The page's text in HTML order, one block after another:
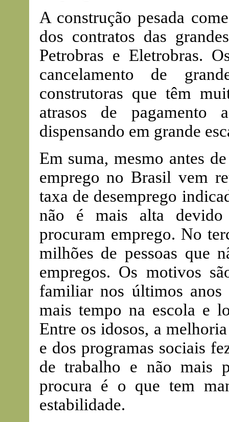
A construção pesada
dos contratos das
Petrobras e Eletrobras.
cancelamento de
construtoras que têm
atrasos de pagamento
dispensando em grande
Em suma, mesmo antes
emprego no Brasil vem
taxa de desemprego
não é mais alta devido
procuram emprego. No
milhões de pessoas que
empregos. Os motivos
familiar nos últimos
mais tempo na escola e
Entre os idosos, a
e dos programas sociais
de trabalho e não mais
procura é o que tem
estabilidade.